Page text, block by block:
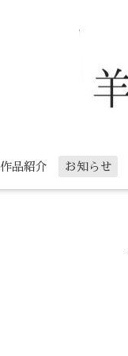
作品紹介 お知らせ